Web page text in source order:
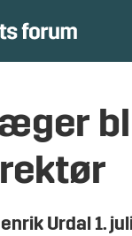
Urdal 1.